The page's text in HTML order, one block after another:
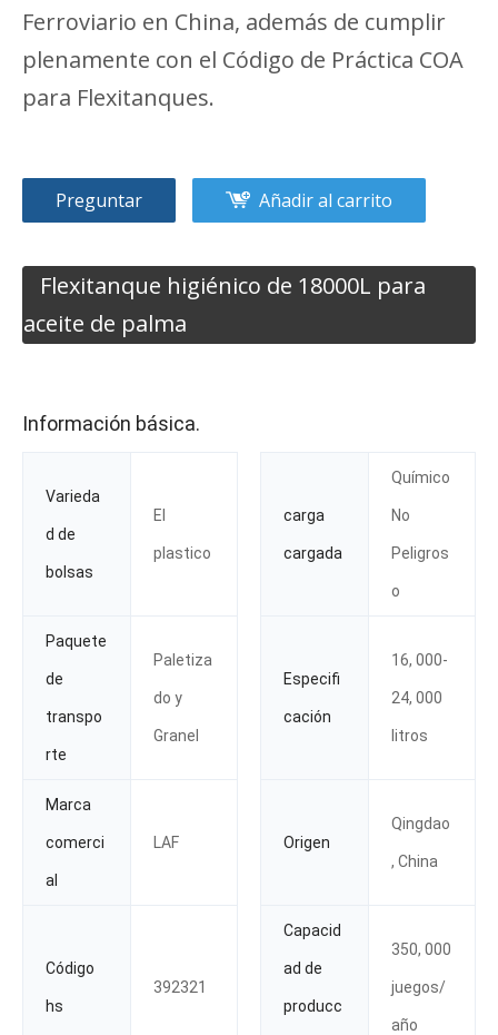
Ferroviario en China, además de cumplir
plenamente con el Código de Práctica COA
para Flexitanques.
Preguntar Añadir al carrito
Flexitanque higiénico de 18000L para
aceite de palma
Información básica.
Varieda
d de
bolsas
El
plastico
carga
cargada
Químico
No
Peligros
o
Paquete
de
transpo
rte
Paletiza
do y
Granel
Especifi
cación
16, 000-
24, 000
litros
Marca
comerci
al
LAF Origen
Qingdao
, China
Código
hs
392321
Capacid
ad de
producc
350, 000
juegos/
año